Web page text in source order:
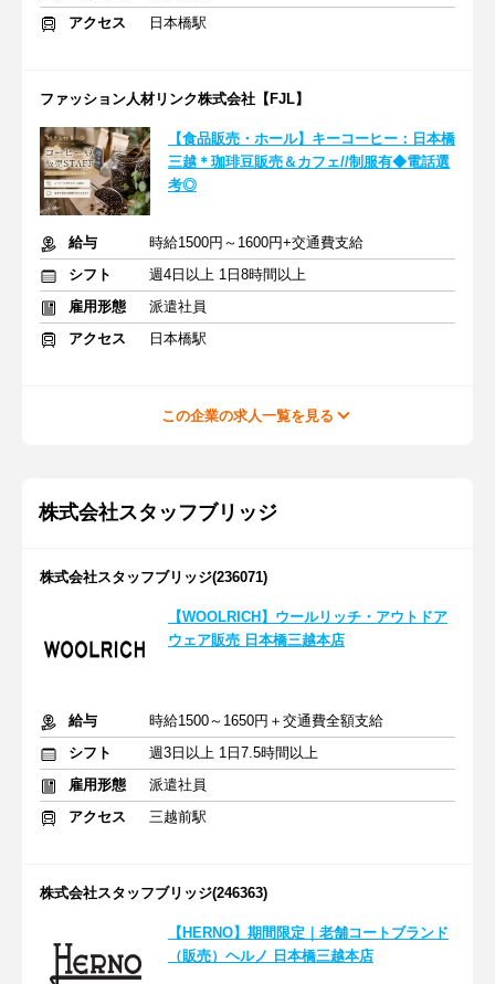
アクセス
日本橋駅
ファッション人材リンク株式会社【FJL】
【食品販売・ホール】キーコーヒー：日本橋
三越＊珈琲豆販売＆カフェ//制服有◆電話選
考◎
給与
時給1500円～1600円+交通費支給
シフト
週4日以上 1日8時間以上
雇用形態
派遣社員
アクセス
日本橋駅
この企業の求人一覧を見る
株式会社スタッフブリッジ
株式会社スタッフブリッジ(236071)
【WOOLRICH】ウールリッチ・アウトドア
ウェア販売 日本橋三越本店
給与
時給1500～1650円＋交通費全額支給
シフト
週3日以上 1日7.5時間以上
雇用形態
派遣社員
アクセス
三越前駅
株式会社スタッフブリッジ(246363)
【HERNO】期間限定｜老舗コートブランド
（販売）ヘルノ 日本橋三越本店